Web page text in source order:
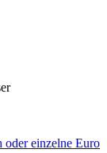
oder einzelne Euro